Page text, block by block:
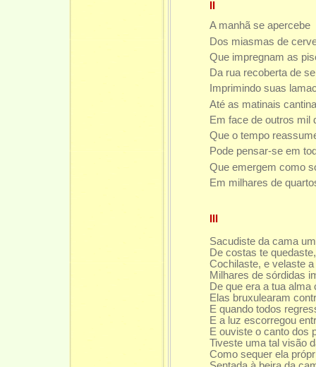
A manhã se apercebe
Dos miasmas de
Que impregnam as
Da rua recoberta de
Imprimindo suas
Até as matinais
Em face de outros mil
Que o tempo
Pode pensar-se em
Que emergem como
Em milhares de
Sacudiste da cama
De costas te
Cochilaste, e velaste
Milhares de sórdidas
De que era a tua alma
Elas bruxulearam
E quando todos
E a luz escorregou
E ouviste o canto dos
Tiveste uma tal visão
Como sequer ela